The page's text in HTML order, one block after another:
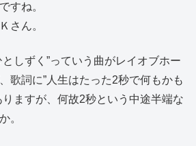
すね。
さん。
としずく”っていう曲がレイオブホー
歌詞に”人生はたった2秒で何もかも
ますが、何故2秒という中途半端な
。